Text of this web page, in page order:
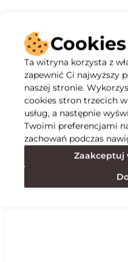
Opis
Specyfikacja
Polecane
Cookies
Ta witryna korzysta z
zapewnić Ci najwyższy
naszej stronie.
cookies stron trzecich
usług, a następnie
Twoimi preferencjami
zachowań podczas
Zaakceptuj